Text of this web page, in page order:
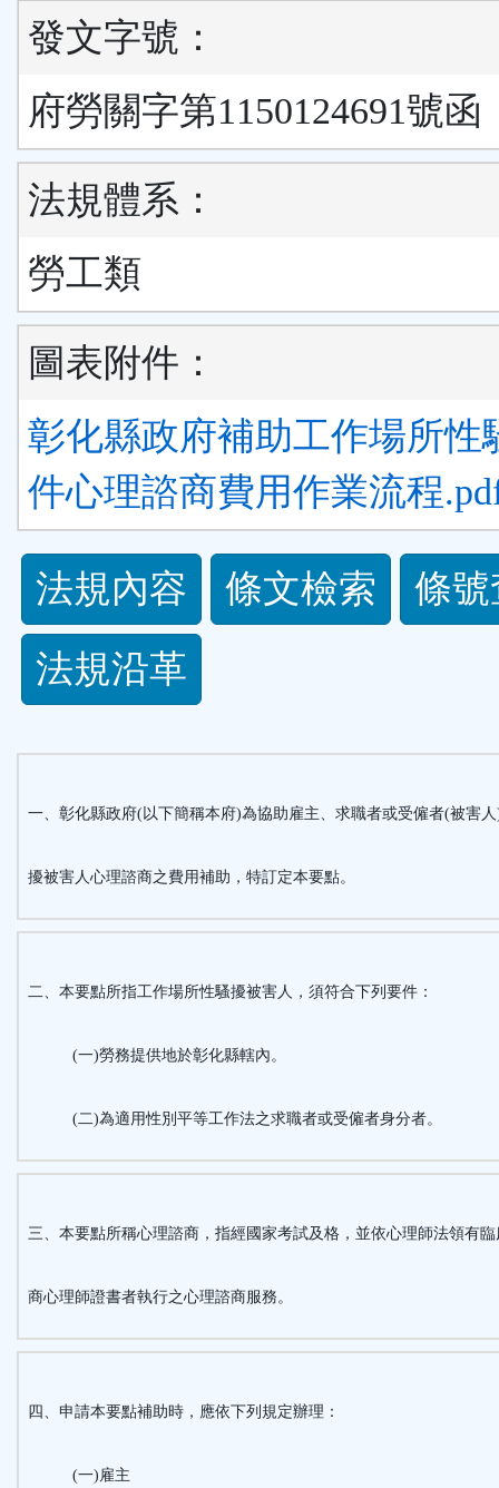
發文字號：
府勞關字第1150124691號函
法規體系：
勞工類
圖表附件：
彰化縣政府補助工作場所性
件心理諮商費用作業流程
法
規
功
能
區
法規內容 條文檢索
條
法規沿革
一、彰化縣政府(以下簡稱本府)為協助雇主、求職者或受僱者(被害
擾被害人心理諮商之費用補助，特訂定本要點。
二、 本要點所指工作場所性騷擾被害人，須符合下列要件：
(一)勞務提供地於彰化縣轄內。
(二)為適用性別平等工作法之求職者或受僱者身分者。
三、本要點所稱心理諮商，指經國家考試及格，並依心理師法領有
商心理師證書者執行之心理諮商服務。
四、申請本要點補助時，應依下列規定辦理：
(一)雇主